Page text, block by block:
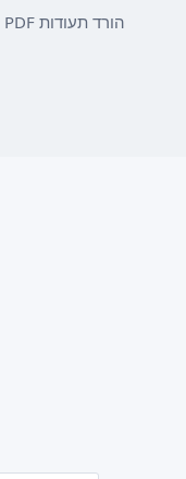
הורד תעודות PDF לכל גרסה. שתף הוכחות עם שותפים, משקיעים או בתי משפט.